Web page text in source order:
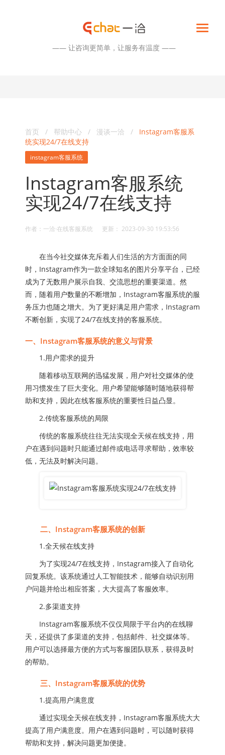
—— 让咨询更简单，让服务有温度 ——
首页 / 帮助中心 / 漫谈一洽 / Instagram客服系
统实现24/7在线支持
instagram客服系统
Instagram客服系统
实现24/7在线支持
作者：一洽·在线客服系统 更新： 2023-09-30 19:53:56
在当今社交媒体充斥着人们生活的方方面面的同
时，Instagram作为一款全球知名的图片分享平台，已经
成为了无数用户展示自我、交流思想的重要渠道。然
而，随着用户数量的不断增加，Instagram客服系统的服
务压力也随之增大。为了更好满足用户需求，Instagram
不断创新，实现了24/7在线支持的客服系统。
一、Instagram客服系统的意义与背景
1.用户需求的提升
随着移动互联网的迅猛发展，用户对社交媒体的使
用习惯发生了巨大变化。用户希望能够随时随地获得帮
助和支持，因此在线客服系统的重要性日益凸显。
2.传统客服系统的局限
传统的客服系统往往无法实现全天候在线支持，用
户在遇到问题时只能通过邮件或电话寻求帮助，效率较
低，无法及时解决问题。
二、Instagram客服系统的创新
1.全天候在线支持
为了实现24/7在线支持，Instagram接入了自动化
回复系统。该系统通过人工智能技术，能够自动识别用
户问题并给出相应答案，大大提高了客服效率。
2.多渠道支持
Instagram客服系统不仅仅局限于平台内的在线聊
天，还提供了多渠道的支持，包括邮件、社交媒体等。
用户可以选择最方便的方式与客服团队联系，获得及时
的帮助。
三、Instagram客服系统的优势
1.提高用户满意度
通过实现全天候在线支持，Instagram客服系统大大
提高了用户满意度。用户在遇到问题时，可以随时获得
帮助和支持，解决问题更加便捷。